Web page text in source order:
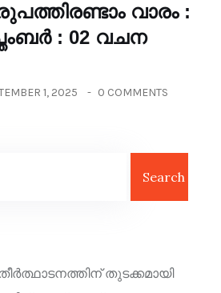
വാരം :
: 02 വചന
1, 2025 0 COMMENTS
Search
തുടക്കമായി